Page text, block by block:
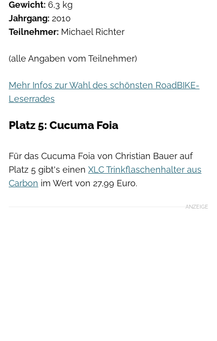
Gewicht: 6,3 kg
Jahrgang: 2010
Teilnehmer: Michael Richter
(alle Angaben vom Teilnehmer)
Mehr Infos zur Wahl des schönsten RoadBIKE-
Leserrades
Platz 5: Cucuma Foia
Für das Cucuma Foia von Christian Bauer auf
Platz 5 gibt's einen XLC Trinkflaschenhalter aus
Carbon im Wert von 27,99 Euro.
ANZEIGE